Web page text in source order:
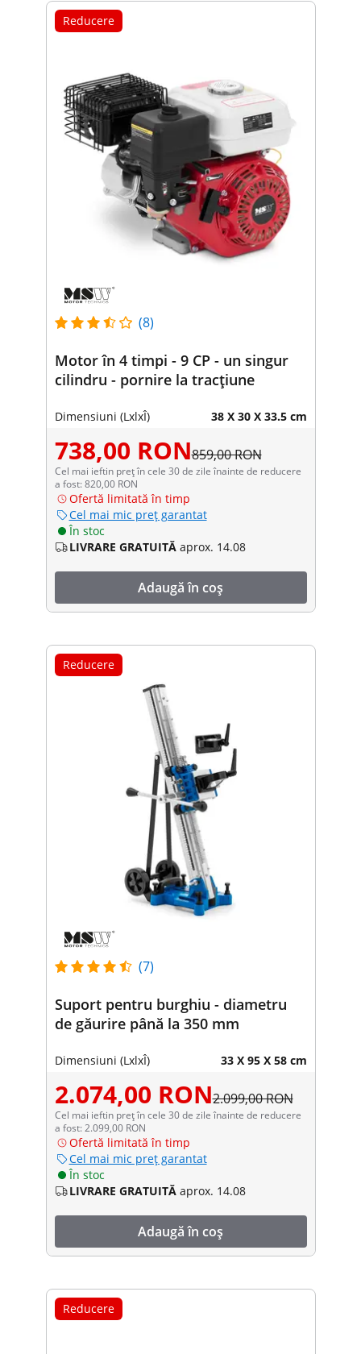
Reducere
(8)
Motor în 4 timpi - 9 CP - un singur
cilindru - pornire la tracțiune
Dimensiuni (LxlxÎ) 38 X 30 X 33.5 cm
738,00 RON859,00 RON
Cel mai ieftin preț în cele 30 de zile înainte de reducere
a fost: 820,00 RON
Ofertă limitată în timp
Cel mai mic preț garantat
În stoc
LIVRARE GRATUITĂ aprox. 14.08
Adaugă în coș
Reducere
(7)
Suport pentru burghiu - diametru
de găurire până la 350 mm
Dimensiuni (LxlxÎ) 33 X 95 X 58 cm
2.074,00 RON2.099,00 RON
Cel mai ieftin preț în cele 30 de zile înainte de reducere
a fost: 2.099,00 RON
Ofertă limitată în timp
Cel mai mic preț garantat
În stoc
LIVRARE GRATUITĂ aprox. 14.08
Adaugă în coș
Reducere